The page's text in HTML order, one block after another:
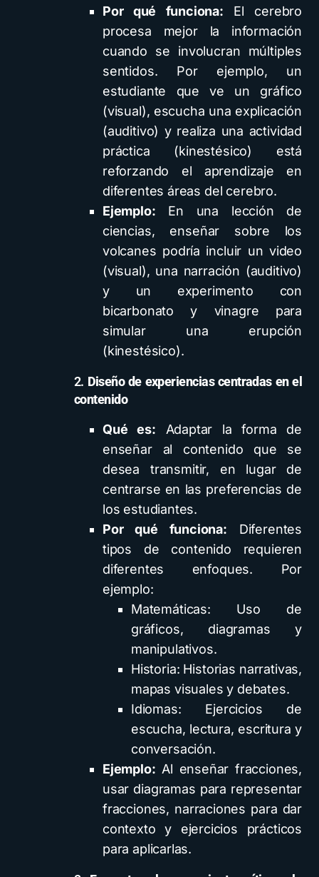
Por qué funciona: El cerebro
procesa mejor la información
cuando se involucran múltiples
sentidos. Por ejemplo, un
estudiante que ve un gráfico
(visual), escucha una explicación
(auditivo) y realiza una actividad
práctica (kinestésico) está
reforzando el aprendizaje en
diferentes áreas del cerebro.
Ejemplo: En una lección de
ciencias, enseñar sobre los
volcanes podría incluir un video
(visual), una narración (auditivo)
y un experimento con
bicarbonato y vinagre para
simular una erupción
(kinestésico).
2. Diseño de experiencias centradas en el
contenido
Qué es: Adaptar la forma de
enseñar al contenido que se
desea transmitir, en lugar de
centrarse en las preferencias de
los estudiantes.
Por qué funciona: Diferentes
tipos de contenido requieren
diferentes enfoques. Por
ejemplo:
Matemáticas: Uso de
gráficos, diagramas y
manipulativos.
Historia: Historias narrativas,
mapas visuales y debates.
Idiomas: Ejercicios de
escucha, lectura, escritura y
conversación.
Ejemplo: Al enseñar fracciones,
usar diagramas para representar
fracciones, narraciones para dar
contexto y ejercicios prácticos
para aplicarlas.